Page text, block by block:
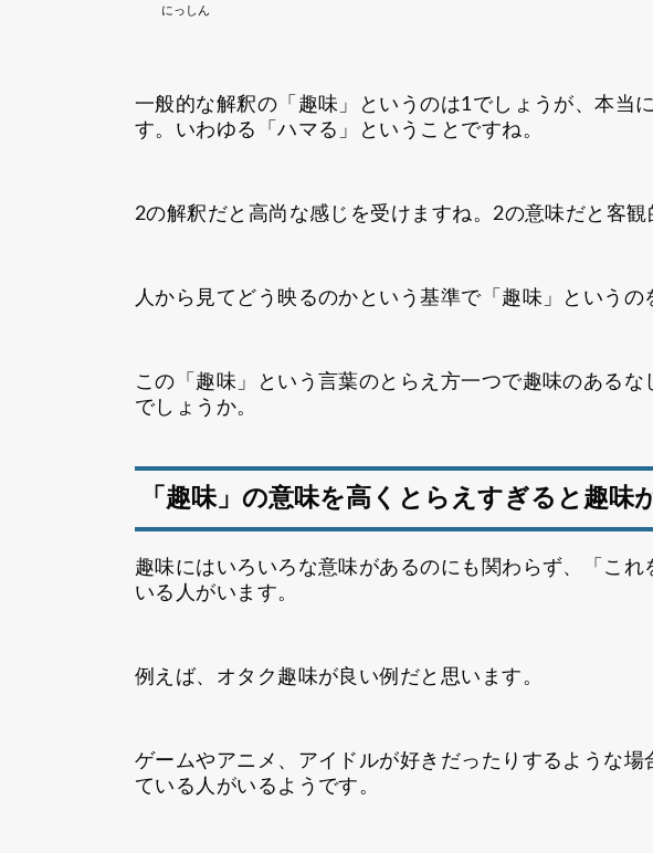
にっしん
一般的な解釈の「趣味」というのは1でしょうが、本当
す。いわゆる「ハマる」ということですね。
2の解釈だと高尚な感じを受けますね。2の意味だと客観
人から見てどう映るのかという基準で「趣味」というの
この「趣味」という言葉のとらえ方一つで趣味のある
でしょうか。
「趣味」の意味を高くとらえすぎると趣味
趣味にはいろいろな意味があるのにも関わらず、「これ
いる人がいます。
例えば、オタク趣味が良い例だと思います。
ゲームやアニメ、アイドルが好きだったりするような場
ている人がいるようです。